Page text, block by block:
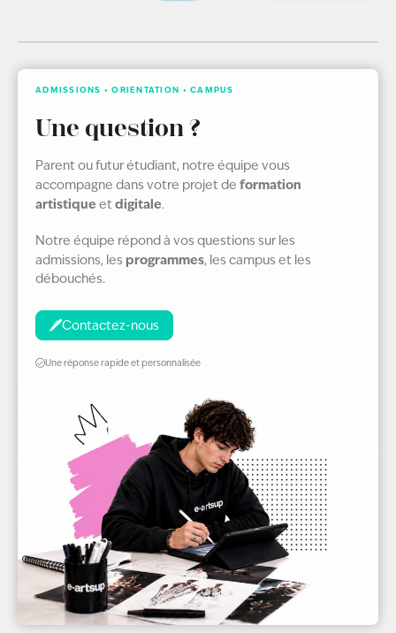
ADMISSIONS • ORIENTATION • CAMPUS
Une question ?
Parent ou futur étudiant, notre équipe vous
accompagne dans votre projet de formation
artistique etdigitale.
Notre équipe répond à vos questions sur les
admissions, les programmes, les campus et les
débouchés.
Contactez-nous
Une réponse rapide et personnalisée